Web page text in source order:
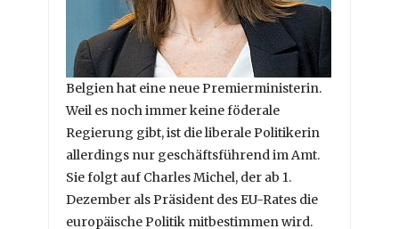
Belgien hat eine neue Premierministerin.
Weil es noch immer keine föderale
Regierung gibt, ist die liberale Politikerin
allerdings nur geschäftsführend im Amt.
Sie folgt auf Charles Michel, der ab 1.
Dezember als Präsident des EU-Rates die
europäische Politik mitbestimmen wird.